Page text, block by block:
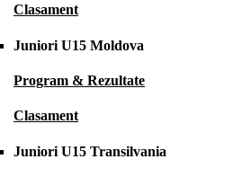
Clasament
Juniori U15 Moldova
Program & Rezultate
Clasament
Juniori U15 Transilvania